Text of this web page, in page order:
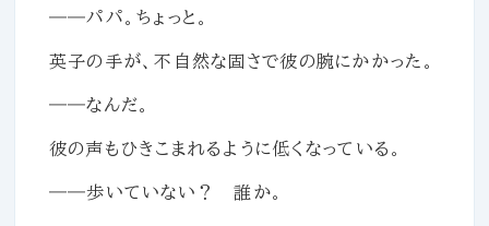
――パパ。ちょっと。
英子の手が、不自然な固さで彼の腕にかかった。
――なんだ。
彼の声もひきこまれるように低くなっている。
――歩いていない？ 誰か。